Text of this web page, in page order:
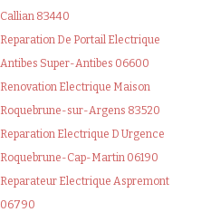
Callian 83440
Reparation De Portail Electrique
Antibes Super-Antibes 06600
Renovation Electrique Maison
Roquebrune-sur-Argens 83520
Reparation Electrique D Urgence
Roquebrune-Cap-Martin 06190
Reparateur Electrique Aspremont
06790